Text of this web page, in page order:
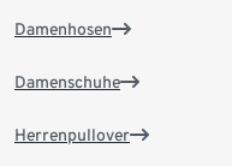
Damenhosen
Damenschuhe
Herrenpullover